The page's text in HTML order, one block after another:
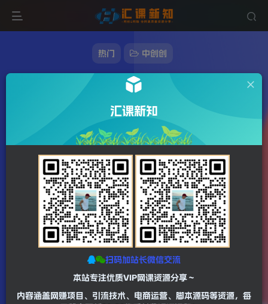
热门 中创创
本地生活运营班：账号运营+短视频创作+线上
线下引流，商家老板必看
2023-12-22
587
该作者已发布78164篇文章
汇课新知
扫码加站长微信交流
本站专注优质VIP网课资源分享～
内容涵盖网赚项目、引流技术、电商运营、脚本源码等资源，每